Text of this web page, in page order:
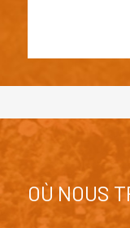
OÙ NOUS